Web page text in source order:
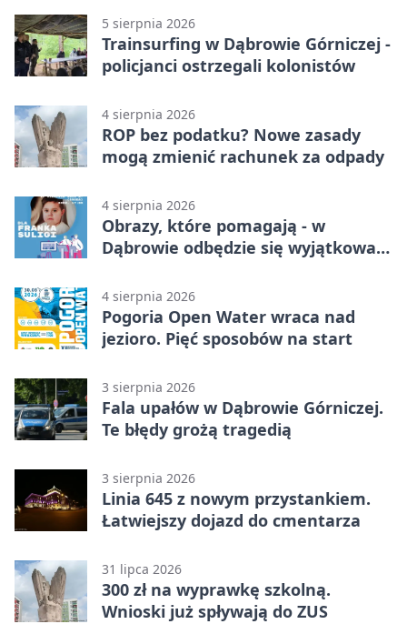
5 sierpnia 2026
Trainsurfing w Dąbrowie Górniczej -
policjanci ostrzegali kolonistów
4 sierpnia 2026
ROP bez podatku? Nowe zasady
mogą zmienić rachunek za odpady
4 sierpnia 2026
Obrazy, które pomagają - w
Dąbrowie odbędzie się wyjątkowa
4 sierpnia 2026
Pogoria Open Water wraca nad
jezioro. Pięć sposobów na start
3 sierpnia 2026
Fala upałów w Dąbrowie Górniczej.
Te błędy grożą tragedią
3 sierpnia 2026
Linia 645 z nowym przystankiem.
Łatwiejszy dojazd do cmentarza
31 lipca 2026
300 zł na wyprawkę szkolną.
Wnioski już spływają do ZUS